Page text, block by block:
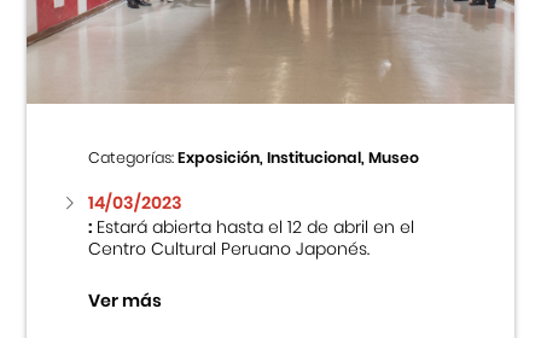
Categorías:Exposición, Institucional, Museo
14/03/2023
:Estará abierta hasta el 12 de abril en el
Centro Cultural Peruano Japonés.
Ver más